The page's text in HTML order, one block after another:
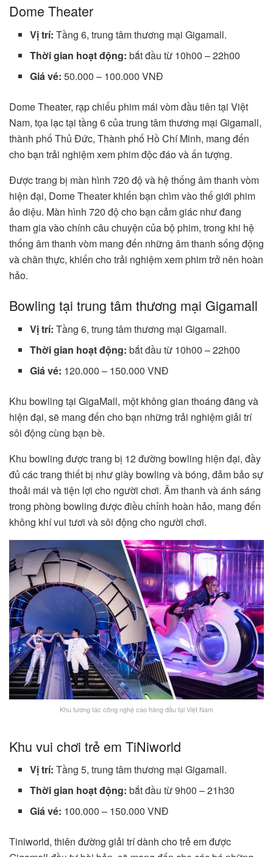
Dome Theater
Vị trí: Tầng 6, trung tâm thương mại Gigamall.
Thời gian hoạt động:bắt đầu từ 10h00 – 22h00
Giá vé: 50.000 – 100.000 VNĐ
Dome Theater, rạp chiếu phim mái vòm đầu tiên tại Việt
Nam, tọa lạc tại tầng 6 của trung tâm thương mại Gigamall,
thành phố Thủ Đức, Thành phố Hồ Chí Minh, mang đến
cho bạn trải nghiệm xem phim độc đáo và ấn tượng.
Được trang bị màn hình 720 độ và hệ thống âm thanh vòm
hiện đại, Dome Theater khiến bạn chìm vào thế giới phim
ảo diệu. Màn hình 720 độ cho bạn cảm giác như đang
tham gia vào chính câu chuyện của bộ phim, trong khi hệ
thống âm thanh vòm mang đến những âm thanh sống động
và chân thực, khiến cho trải nghiệm xem phim trở nên hoàn
hảo.
Bowling tại trung tâm thương mại Gigamall
Vị trí: Tầng 6, trung tâm thương mại Gigamall.
Thời gian hoạt động:bắt đầu từ 10h00 – 22h00
Giá vé: 120.000 – 150.000 VNĐ
Khu bowling tại GigaMall, một không gian thoáng đãng và
hiện đại, sẽ mang đến cho bạn những trải nghiệm giải trí
sôi động cùng bạn bè.
Khu bowling được trang bị 12 đường bowling hiện đại, đầy
đủ các trang thiết bị như giày bowling và bóng, đảm bảo sự
thoải mái và tiện lợi cho người chơi. Âm thanh và ánh sáng
trong phòng bowling được điều chỉnh hoàn hảo, mang đến
không khí vui tươi và sôi động cho người chơi.
Khu tương tác công nghệ cao hàng đầu tại Việt Nam
Khu vui chơi trẻ em TiNiworld
Vị trí: Tầng 5, trung tâm thương mại Gigamall.
Thời gian hoạt động:bắt đầu từ 9h00 – 21h30
Giá vé: 100.000 – 150.000 VNĐ
Tiniworld, thiên đường giải trí dành cho trẻ em được